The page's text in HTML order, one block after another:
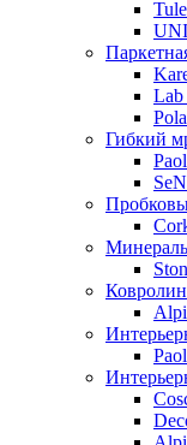
Lab
Гибкий
Ковролин